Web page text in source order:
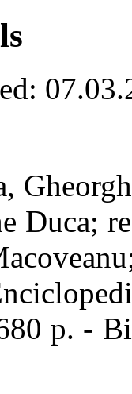
Duca;
p. -